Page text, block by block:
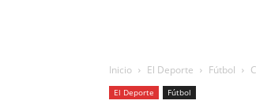
Inicio El Deporte Fútbol
El Deporte Fútbol